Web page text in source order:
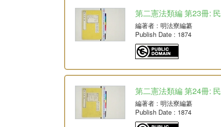
第二憲法類編 第23冊:
編著者 : 明法寮編纂
Publish Date : 1874
第二憲法類編 第24冊:
編著者 : 明法寮編纂
Publish Date : 1874